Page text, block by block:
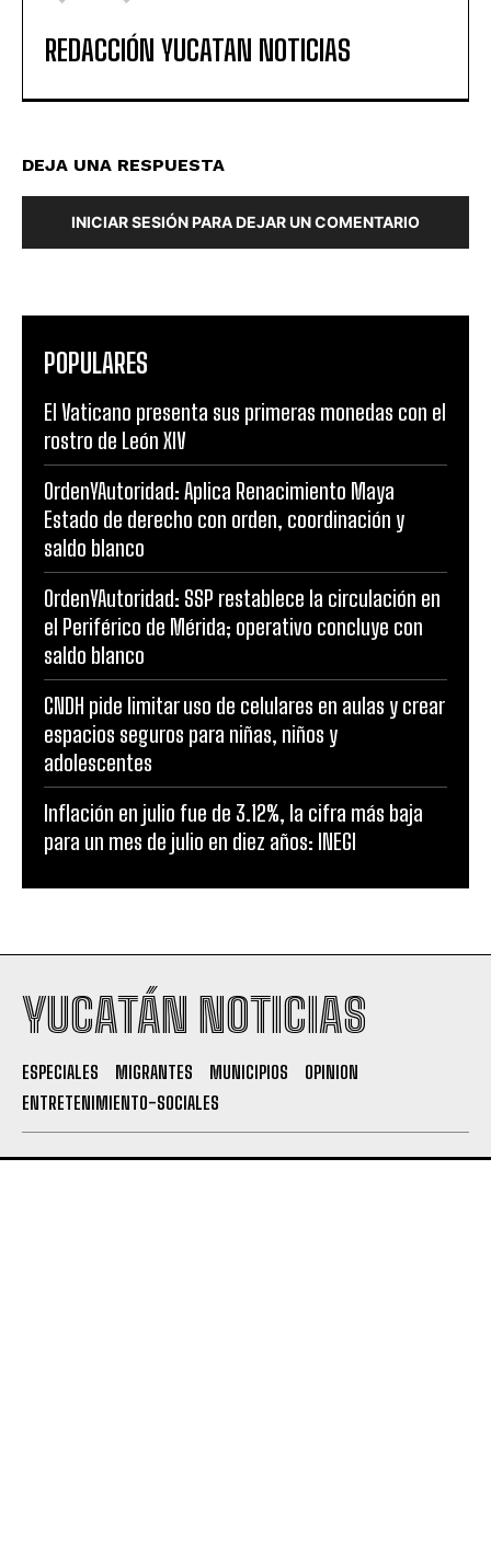
REDACCIÓN YUCATAN NOTICIAS
DEJA UNA RESPUESTA
INICIAR SESIÓN PARA DEJAR UN COMENTARIO
POPULARES
El Vaticano presenta sus primeras monedas con el
rostro de León XIV
OrdenYAutoridad: Aplica Renacimiento Maya
Estado de derecho con orden, coordinación y
saldo blanco
OrdenYAutoridad: SSP restablece la circulación en
el Periférico de Mérida; operativo concluye con
saldo blanco
CNDH pide limitar uso de celulares en aulas y crear
espacios seguros para niñas, niños y
adolescentes
Inflación en julio fue de 3.12%, la cifra más baja
para un mes de julio en diez años: INEGI
YUCATÁN NOTICIAS
ESPECIALES MIGRANTES MUNICIPIOS
OPINION
ENTRETENIMIENTO-SOCIALES